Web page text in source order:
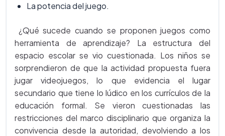
La potencia del juego.
¿Qué sucede cuando se proponen juegos como
herramienta de aprendizaje? La estructura del
espacio escolar se vio cuestionada. Los niños se
sorprendieron de que la actividad propuesta fuera
jugar videojuegos, lo que evidencia el lugar
secundario que tiene lo lúdico en los currículos de la
educación formal. Se vieron cuestionadas las
restricciones del marco disciplinario que organiza la
convivencia desde la autoridad, devolviendo a los